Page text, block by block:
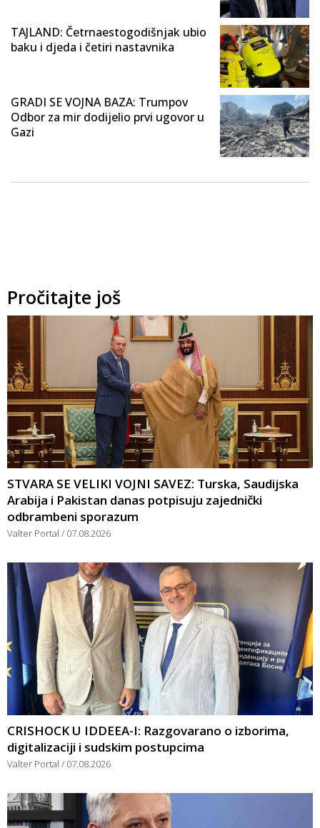
TAJLAND: Četrnaestogodišnjak ubio
baku i djeda i četiri nastavnika
GRADI SE VOJNA BAZA: Trumpov
Odbor za mir dodijelio prvi ugovor u
Gazi
Pročitajte još
STVARA SE VELIKI VOJNI SAVEZ: Turska, Saudijska
Arabija i Pakistan danas potpisuju zajednički
odbrambeni sporazum
Valter Portal 07.08.2026
CRISHOCK U IDDEEA-I: Razgovarano o izborima,
digitalizaciji i sudskim postupcima
Valter Portal 07.08.2026